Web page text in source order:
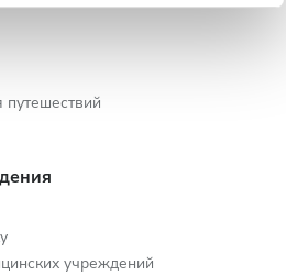
путешествий
учреждений